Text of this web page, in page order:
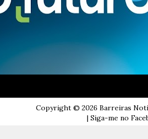
Copyright © 2026 Barreiras
| Siga-me no